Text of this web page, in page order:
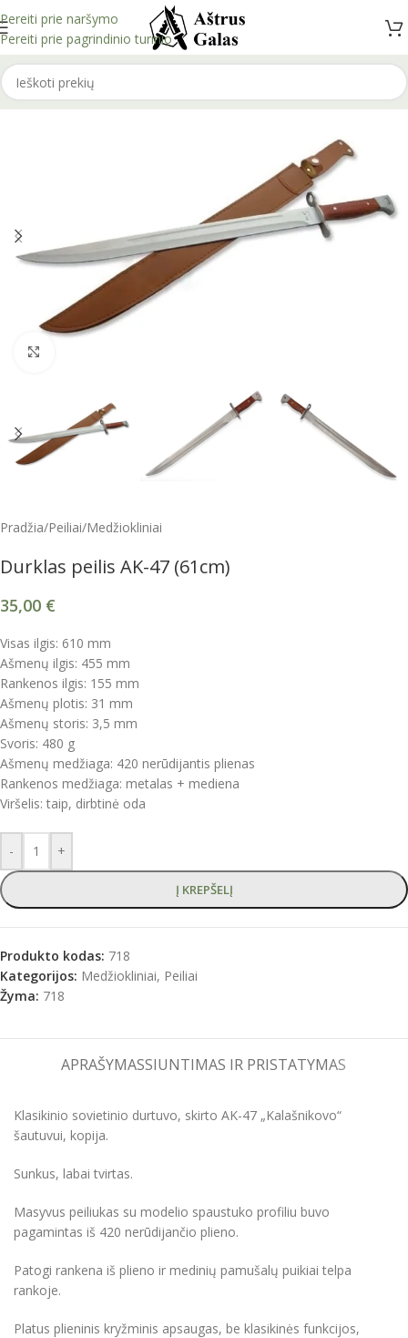
Pereiti prie naršymo
Pereiti prie pagrindinio turinio
Pradžia/Peiliai/Medžiokliniai
Durklas peilis AK-47 (61cm)
35,00 €
Visas ilgis: 610 mm
Ašmenų ilgis: 455 mm
Rankenos ilgis: 155 mm
Ašmenų plotis: 31 mm
Ašmenų storis: 3,5 mm
Svoris: 480 g
Ašmenų medžiaga: 420 nerūdijantis plienas
Rankenos medžiaga: metalas + mediena
Viršelis: taip, dirbtinė oda
- +
Į KREPŠELĮ
Produkto kodas: 718
Kategorijos: Medžiokliniai, Peiliai
Žyma: 718
APRAŠYMASSIUNTIMAS IR PRISTATYMAS
Klasikinio sovietinio durtuvo, skirto AK-47 „Kalašnikovo“
šautuvui, kopija.
Sunkus, labai tvirtas.
Masyvus peiliukas su modelio spaustuko profiliu buvo
pagamintas iš 420 nerūdijančio plieno.
Patogi rankena iš plieno ir medinių pamušalų puikiai telpa
rankoje.
Platus plieninis kryžminis apsaugas, be klasikinės funkcijos,